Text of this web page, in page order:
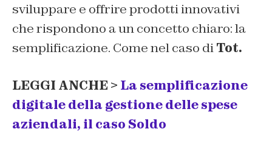
sviluppare e offrire prodotti innovativi
che rispondono a un concetto chiaro: la
semplificazione. Come nel caso diTot.
LEGGI ANCHE > La semplificazione
digitale della gestione delle spese
aziendali, il caso Soldo